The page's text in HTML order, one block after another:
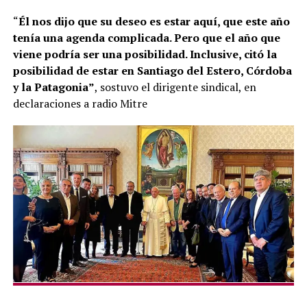
“Él nos dijo que su deseo es estar aquí, que este año
tenía una agenda complicada. Pero que el año que
viene podría ser una posibilidad. Inclusive, citó la
posibilidad de estar en Santiago del Estero, Córdoba
y la Patagonia”, sostuvo el dirigente sindical, en
declaraciones a radio Mitre